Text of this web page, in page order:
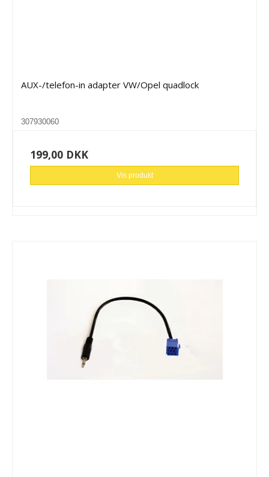
AUX-/telefon-in adapter VW/Opel quadlock
307930060
199,00 DKK
Vis produkt